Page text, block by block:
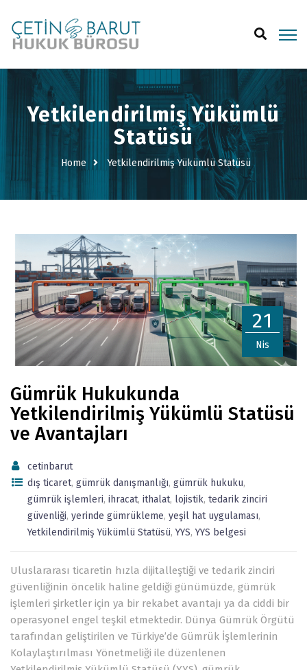
Yetkilendirilmiş Yükümlü
Statüsü
Home Yetkilendirilmiş Yükümlü Statüsü
21
Nis
Gümrük Hukukunda
Yetkilendirilmiş Yükümlü Statüsü
ve Avantajları
cetinbarut
dış ticaret, gümrük danışmanlığı, gümrük hukuku,
gümrük işlemleri, ihracat, ithalat, lojistik, tedarik zinciri
güvenliği, yerinde gümrükleme, yeşil hat uygulaması,
Yetkilendirilmiş Yükümlü Statüsü,YYS,YYS belgesi
Uluslararası ticaretin hızla dijitalleştiği ve tedarik zinciri
güvenliğinin öncelik haline geldiği günümüzde, gümrük
işlemleri şirketler için ya bir rekabet avantajı ya da ciddi bir
operasyonel engel teşkil etmektedir. Dünya Gümrük Örgütü
tarafından geliştirilen ve Türkiye’de Gümrük İşlemlerinin
Kolaylaştırılması Yönetmeliği ile düzenlenen